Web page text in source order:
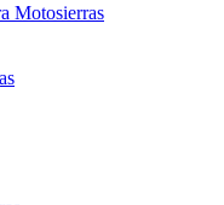
Motosierras